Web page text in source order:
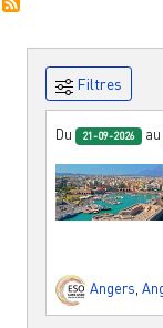
Filtres
Du 21-09-2026
Angers